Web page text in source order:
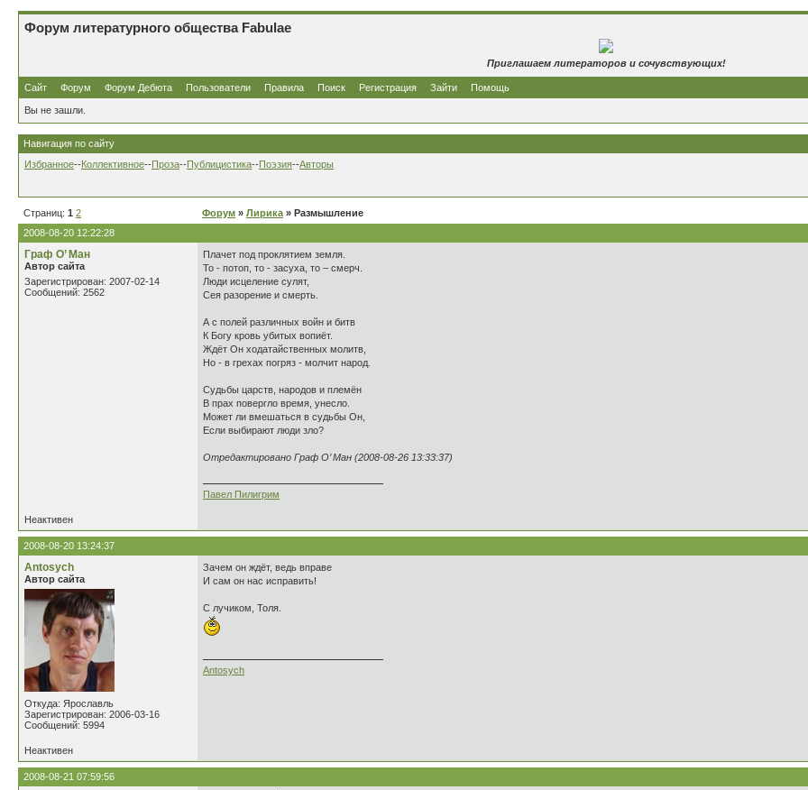
Форум литературного общества Fabulae
Приглашаем литераторов и сочувствующих!
Сайт Форум Форум Дебюта Пользователи Правила Поиск Регистрация Зайти Помощь
Вы не зашли.
Навигация по сайту
Избранное--Коллективное--Проза--Публицистика--Поэзия--Авторы
Страниц: 1 2 Форум » Лирика » Размышление
2008-08-20 12:22:28
Граф О’ Ман
Автор сайта
Зарегистрирован: 2007-02-14
Сообщений: 2562
Плачет под проклятием земля.
То - потоп, то - засуха, то – смерч.
Люди исцеление сулят,
Сея разорение и смерть.
А с полей различных войн и битв
К Богу кровь убитых вопиёт.
Ждёт Он ходатайственных молитв,
Но - в грехах погряз - молчит народ.
Судьбы царств, народов и племён
В прах повергло время, унесло.
Может ли вмешаться в судьбы Он,
Если выбирают люди зло?
Отредактировано Граф О’ Ман (2008-08-26 13:33:37)
Павел Пилигрим
Неактивен
2008-08-20 13:24:37
Antosych
Автор сайта
Откуда: Ярославль
Зарегистрирован: 2006-03-16
Сообщений: 5994
Зачем он ждёт, ведь вправе
И сам он нас исправить!
С лучиком, Толя.
Antosych
Неактивен
2008-08-21 07:59:56